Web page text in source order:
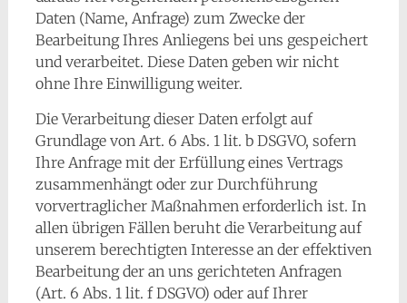
Daten (Name, Anfrage) zum Zwecke der
Bearbeitung Ihres Anliegens bei uns gespeichert
und verarbeitet. Diese Daten geben wir nicht
ohne Ihre Einwilligung weiter.
Die Verarbeitung dieser Daten erfolgt auf
Grundlage von Art. 6 Abs. 1 lit. b DSGVO, sofern
Ihre Anfrage mit der Erfüllung eines Vertrags
zusammenhängt oder zur Durchführung
vorvertraglicher Maßnahmen erforderlich ist. In
allen übrigen Fällen beruht die Verarbeitung auf
unserem berechtigten Interesse an der effektiven
Bearbeitung der an uns gerichteten Anfragen
(Art. 6 Abs. 1 lit. f DSGVO) oder auf Ihrer